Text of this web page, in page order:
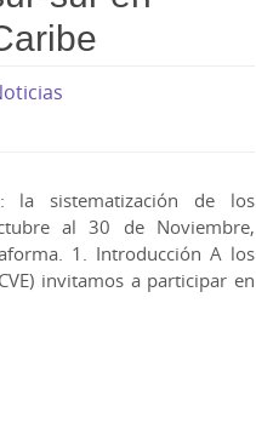
la sistematización de los
al 30 de Noviembre,
1. Introducción A los
invitamos a participar en